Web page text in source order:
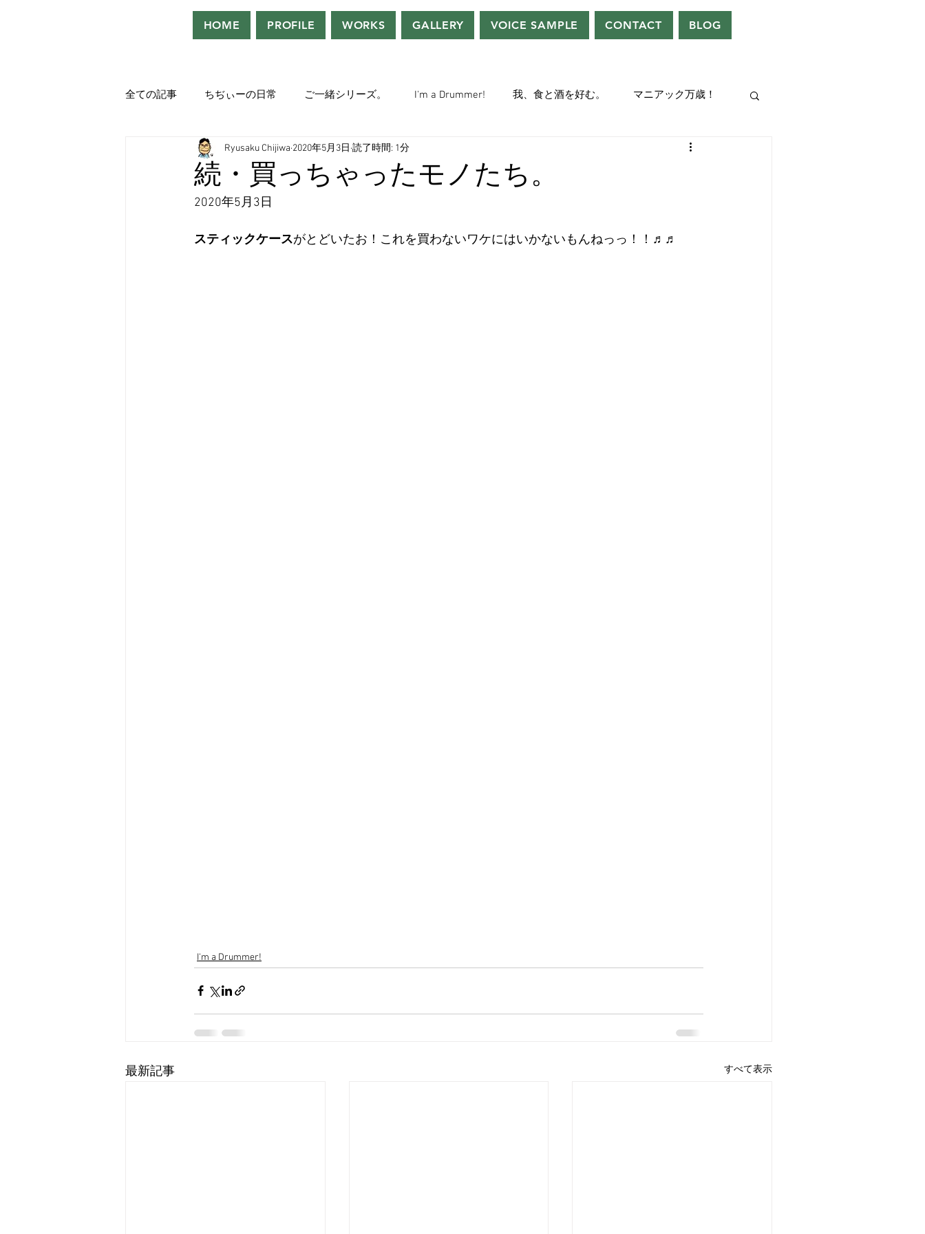
HOME PROFILE WORKS GALLERY VOICE SAMPLE CONTACT BLOG
全ての記事 ちぢぃーの日常 ご一緒シリーズ。 I'm a Drummer! 我、食と酒を好む。 マニアック万歳！
役者として、声優として。 ちぢぃー的VOWネタ。
吹き替えが好き！！
続・買っちゃったモノたち。
Ryusaku Chijiwa 2020年5月3日 読了時間: 1分
2020年5月3日
スティックケースがとどいたお！これを買わないワケにはいかないもんねっっ！！♬♬
I'm a Drummer!
最新記事 すべて表示